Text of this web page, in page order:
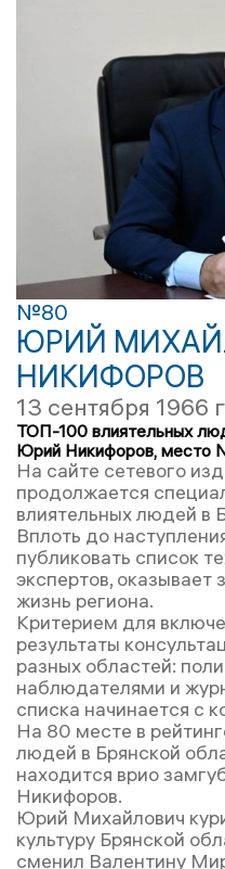
№80
ЮРИЙ
НИКИФОРОВ
13 сентября 1966
ТОП-100 влиятельных
Юрий Никифоров, место
На сайте сетевого
продолжается
влиятельных людей в
Вплоть до
публиковать список
экспертов, оказывает
жизнь региона.
Критерием для
результаты
разных областей:
наблюдателями и
списка начинается с
На 80 месте в
людей в Брянской
находится врио
Никифоров.
Юрий Михайлович
культуру Брянской
сменил Валентину